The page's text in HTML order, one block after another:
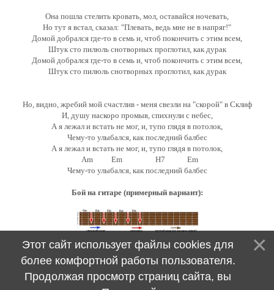
Она пошла стелить кровать, мол, оставайся ночевать,
Но тут я встал, сказал: "Плевать, ведь мне не в напряг!"
Домой добрался где-то в семь и, чтоб покончить с этим всем,
Штук сто пилюль снотворных проглотил, как дурак
Домой добрался где-то в семь и, чтоб покончить с этим всем,
Штук сто пилюль снотворных проглотил, как дурак
Но, видно, жребий мой счастлив - меня свезли на "скорой" в Склиф
И, душу наскоро промыв, спихнули с небес,
А я лежал и встать не мог, и, тупо глядя в потолок,
Чему-то улыбался, как последний балбес
А я лежал и встать не мог, и, тупо глядя в потолок,
Am Em H7 Em
Чему-то улыбался, как последний балбес
Бой на гитаре (примерный вариант):
Этот сайт использует файлы cookies для
более комфортной работы пользователя.
Продолжая просмотр страниц сайта, вы